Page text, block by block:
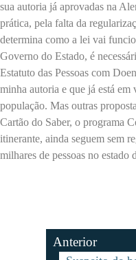
sua autoria já aprovadas na
prática, pela falta da
determina como a lei vai
Governo do Estado, é
Estatuto das Pessoas com
minha autoria e que já está
população. Mas outras
Cartão do Saber, o programa
itinerante, ainda seguem sem
milhares de pessoas no
Anterior